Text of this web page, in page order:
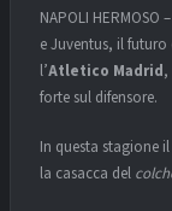
NAPOLI
e Juventus, il futuro
l’Atletico Madrid,
forte sul difensore.
In questa stagione
la casacca del